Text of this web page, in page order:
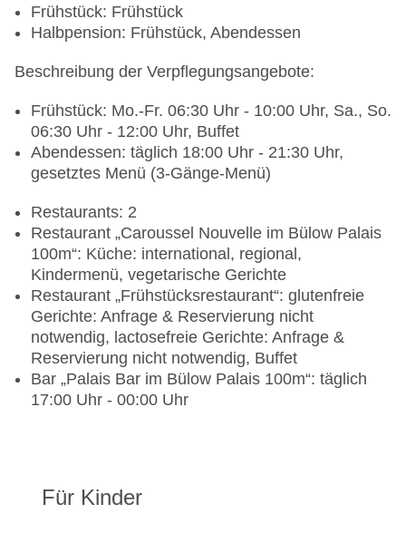
Frühstück: Frühstück
Halbpension: Frühstück, Abendessen
Beschreibung der Verpflegungsangebote:
Frühstück: Mo.-Fr. 06:30 Uhr - 10:00 Uhr, Sa., So.
06:30 Uhr - 12:00 Uhr, Buffet
Abendessen: täglich 18:00 Uhr - 21:30 Uhr,
gesetztes Menü (3-Gänge-Menü)
Restaurants: 2
Restaurant „Caroussel Nouvelle im Bülow Palais
100m“: Küche: international, regional,
Kindermenü, vegetarische Gerichte
Restaurant „Frühstücksrestaurant“: glutenfreie
Gerichte: Anfrage & Reservierung nicht
notwendig, lactosefreie Gerichte: Anfrage &
Reservierung nicht notwendig, Buffet
Bar „Palais Bar im Bülow Palais 100m“: täglich
17:00 Uhr - 00:00 Uhr
Für Kinder